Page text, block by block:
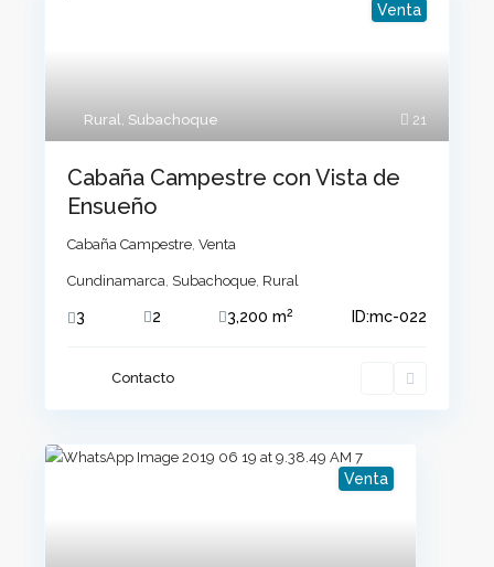
21
Rural, Subachoque
Venta
Cabaña Campestre con Vista de
Ensueño
Cabaña Campestre,Venta
Cundinamarca, Subachoque, Rural
3 2 3,200 m2 ID:mc-022
Contacto
Venta